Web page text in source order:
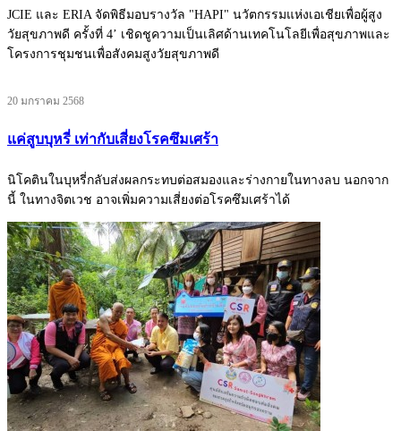
JCIE และ ERIA จัดพิธีมอบรางวัล "HAPI" นวัตกรรมแห่งเอเชียเพื่อผู้สูง
วัยสุขภาพดี ครั้งที่ 4’ เชิดชูความเป็นเลิศด้านเทคโนโลยีเพื่อสุขภาพและ
โครงการชุมชนเพื่อสังคมสูงวัยสุขภาพดี
20 มกราคม 2568
แค่สูบบุหรี่ เท่ากับเสี่ยงโรคซึมเศร้า
นิโคตินในบุหรี่กลับส่งผลกระทบต่อสมองและร่างกายในทางลบ นอกจาก
นี้ ในทางจิตเวช อาจเพิ่มความเสี่ยงต่อโรคซึมเศร้าได้